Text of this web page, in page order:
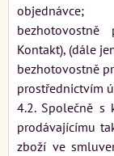
objednávce;
Kontakt), (dále
bezhotovostně
prostřednictvím
4.2. Společně
prodávajícímu
zboží ve